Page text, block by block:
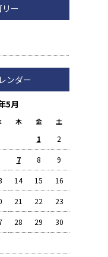
リー
ンダー
5月
木 金 土
1 2
7 8 9
14 15 16
21 22 23
28 29 30